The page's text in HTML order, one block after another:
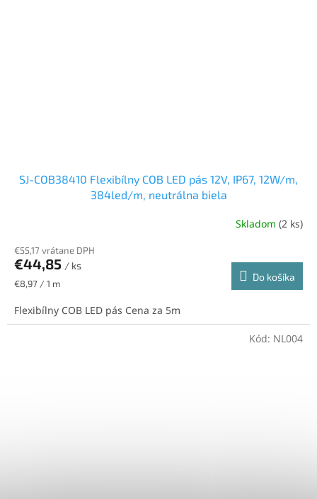
SJ-COB38410 Flexibílny COB LED pás 12V, IP67, 12W/m,
384led/m, neutrálna biela
Skladom (2 ks)
€55,17 vrátane DPH
€44,85 / ks
Jednotková
€8,97 / 1 m
Do košíka
Flexibílny COB LED pás Cena za 5m
Kód: NL004